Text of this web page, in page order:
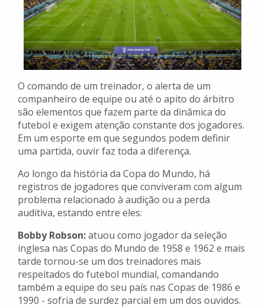
O comando de um treinador, o alerta de um
companheiro de equipe ou até o apito do árbitro
são elementos que fazem parte da dinâmica do
futebol e exigem atenção constante dos jogadores.
Em um esporte em que segundos podem definir
uma partida, ouvir faz toda a diferença.
Ao longo da história da Copa do Mundo, há
registros de jogadores que conviveram com algum
problema relacionado à audição ou a perda
auditiva, estando entre eles:
Bobby Robson:atuou como jogador da seleção
inglesa nas Copas do Mundo de 1958 e 1962 e mais
tarde tornou-se um dos treinadores mais
respeitados do futebol mundial, comandando
também a equipe do seu país nas Copas de 1986 e
1990 - sofria de surdez parcial em um dos ouvidos.